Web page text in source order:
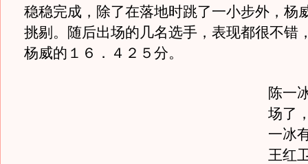
稳稳完成，除了在落地时跳了一小步外，杨
挑剔。随后出场的几名选手，表现都很不错
杨威的１６．４２５分。
陈一
场了
一冰
王红